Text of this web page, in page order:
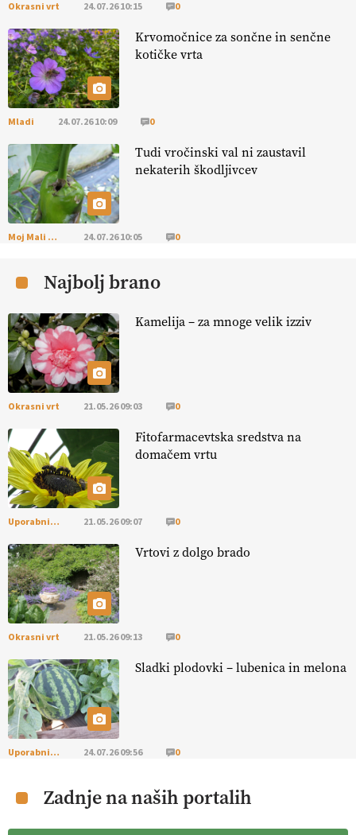
EKOloško = logično: ekološko oljarstvo
MORGAN
EKOloško = logično: ekološka kmetija
FREŠER
KMETIJSKA LIGA PRVAKOV: POMLADITEV
KMETIJSKE EKIPE
KMETIJSKA LIGA PRVAKOV: UKRAJINA vs.
EVROPA
EKOloško = logično: ekološka kmetija
EKOloško = logično: VLOG Okus je
pomembnejši od izgleda
EKOloško = logično: ekološka kmetija PR'
RAKARI
Okrasni vrt 24.07.26 10:15 0
Krvomočnice za sončne in senčne
kotičke vrta
Mladi 24.07.26 10:09 0
Tudi vročinski val ni zaustavil
nekaterih škodljivcev
Moj Mali Svet 24.07.26 10:05 0
Najbolj brano
Kamelija – za mnoge velik izziv
Okrasni vrt 21.05.26 09:03 0
Fitofarmacevtska sredstva na
domačem vrtu
Uporabni vrt 21.05.26 09:07 0
Vrtovi z dolgo brado
Okrasni vrt 21.05.26 09:13 0
Sladki plodovki – lubenica in melona
Uporabni vrt 24.07.26 09:56 0
Zadnje na naših portalih